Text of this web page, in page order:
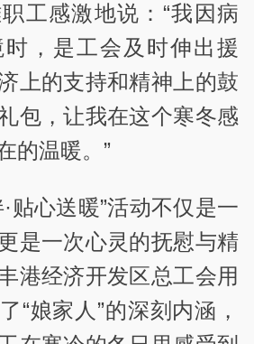
工感激地说：“我因病
，是工会及时伸出援
上的支持和精神上的鼓
包，让我在这个寒冬感
的温暖。”
贴心送暖”活动不仅是一
是一次心灵的抚慰与精
港经济开发区总工会用
“娘家人”的深刻内涵，